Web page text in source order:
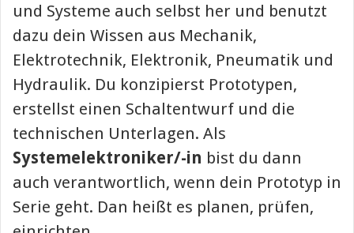
und Systeme auch selbst her und benutzt
dazu dein Wissen aus Mechanik,
Elektrotechnik, Elektronik, Pneumatik und
Hydraulik. Du konzipierst Prototypen,
erstellst einen Schaltentwurf und die
technischen Unterlagen. Als
Systemelektroniker/-in bist du dann
auch verantwortlich, wenn dein Prototyp in
Serie geht. Dan heißt es planen, prüfen,